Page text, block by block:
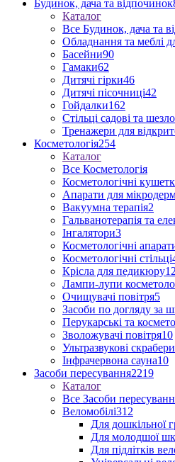
Будинок, дача та відпочинок
Каталог
Все Будинок, дача та
Обладнання та меблі
Басейни90
Гамаки62
Дитячі гірки46
Дитячі пісочниці42
Гойдалки162
Стільці садові та
Тренажери для
Косметологія254
Каталог
Все Косметологія
Косметологічні
Апарати для
Вакуумна терапія2
Гальванотерапія та
Інгалятори3
Косметологічні
Косметологічні стільці
Крісла для педикюру12
Лампи-лупи
Очищувачі повітря5
Засоби по догляду за
Перукарські та
Зволожувачі повітря10
Ультразвукові скрабери
Інфрачервона сауна10
Засоби пересування2219
Каталог
Все Засоби
Веломобілі312
Для дошкільної
Для молодшої
Для підлітків